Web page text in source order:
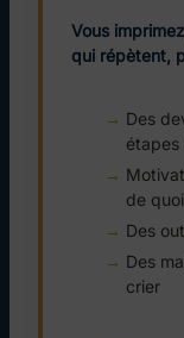
Vous
qui répètent,
Des
étapes
de
Des
Des
crier